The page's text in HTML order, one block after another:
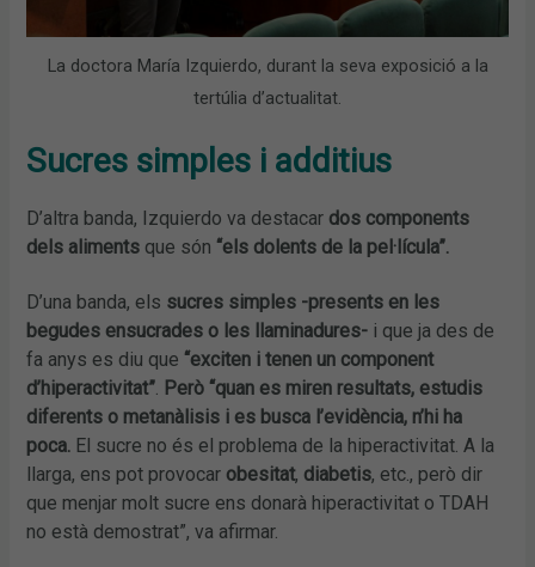
La doctora María Izquierdo, durant la seva exposició a la
tertúlia d’actualitat.
Sucres simples i additius
D’altra banda, Izquierdo va destacar dos components
dels aliments que són “els dolents de la pel·lícula”.
D’una banda, els sucres simples -presents en les
begudes ensucrades o les llaminadures- i que ja des de
fa anys es diu que “exciten i tenen un component
d’hiperactivitat”. Però “quan es miren resultats, estudis
diferents o metanàlisis i es busca l’evidència, n’hi ha
poca. El sucre no és el problema de la hiperactivitat. A la
llarga, ens pot provocar obesitat, diabetis, etc., però dir
que menjar molt sucre ens donarà hiperactivitat o TDAH
no està demostrat”, va afirmar.